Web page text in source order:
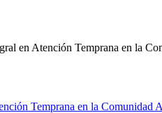
en Atención Temprana en la
Temprana en la Comunidad